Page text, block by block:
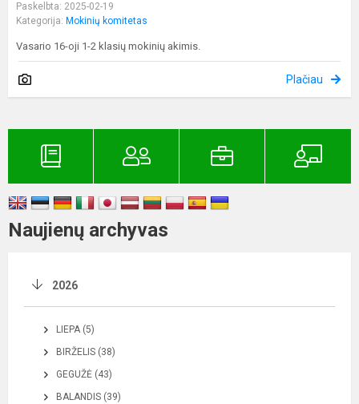
Paskelbta: 2025-02-19
Kategorija: Mokinių komitetas
Vasario 16-oji 1-2 klasių mokinių akimis.
Plačiau
Naujienų archyvas
2026
LIEPA (5)
BIRŽELIS (38)
GEGUŽĖ (43)
BALANDIS (39)